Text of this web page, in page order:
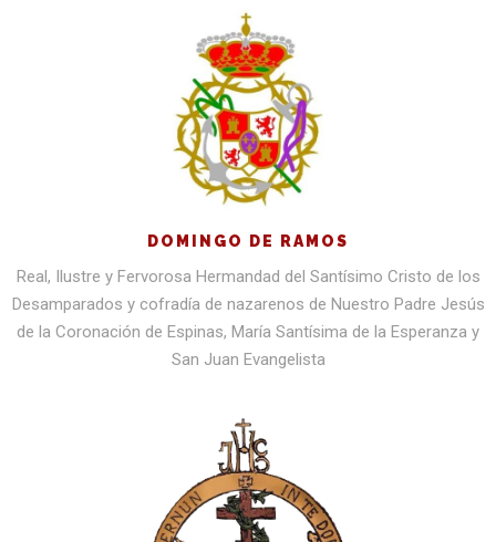
DOMINGO DE RAMOS
Real, Ilustre y Fervorosa Hermandad del Santísimo Cristo de los
Desamparados y cofradía de nazarenos de Nuestro Padre Jesús
de la Coronación de Espinas, María Santísima de la Esperanza y
San Juan Evangelista